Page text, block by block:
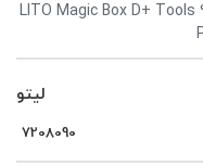
LITO Magic Box D+
لیتو